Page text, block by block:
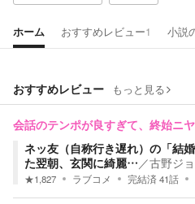
ホーム おすすめレビュー1 小説
おすすめレビュー もっと見る
会話のテンポが良すぎて、終始ニ
ネッ友（自称行き遅れ）の「結
た翌朝、玄関に綺麗…／古野ジ
★1,827 ラブコメ 完結済41話